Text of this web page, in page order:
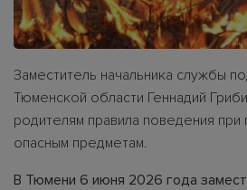
Заместитель начальника службы
Тюменской области Геннадий
родителям правила поведения при
опасным предметам.
В Тюмени 6 июня 2026 года